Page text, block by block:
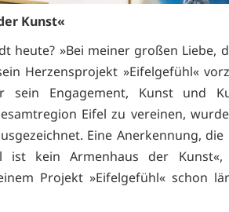
Kunst«
heute? »Bei meiner großen Liebe,
Herzensprojekt »Eifelgefühl«
sein Engagement, Kunst und
Eifel zu vereinen,
Eine Anerkennung, die
ist kein Armenhaus der
Projekt »Eifelgefühl« schon